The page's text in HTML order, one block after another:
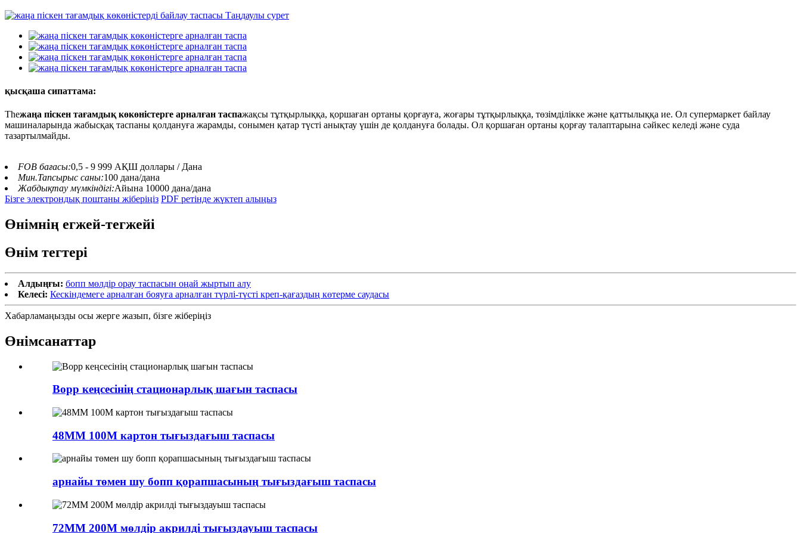
қысқаша сипаттама:
Theжаңа піскен тағамдық көкөністерге арналған таспажақсы тұтқырлыққа, қоршаған ортаны қорғауға, жоғары тұтқырлыққа, төзімділікке және қаттылыққа ие. Ол супермаркет байлау
машиналарында жабысқақ таспаны қолдануға жарамды, сонымен қатар түсті анықтау үшін де қолдануға болады. Ол қоршаған ортаны қорғау талаптарына сәйкес келеді және суда
тазартылмайды.
FOB бағасы:0,5 - 9 999 АҚШ доллары / Дана
Мин.Тапсырыс саны:100 дана/дана
Жабдықтау мүмкіндігі:Айына 10000 дана/дана
Бізге электрондық поштаны жіберіңіз PDF ретінде жүктеп алыңыз
Өнімнің егжей-тегжейі
Өнім тегтері
Алдыңғы: бопп мөлдір орау таспасын оңай жыртып алу
Келесі: Кескіндемеге арналған бояуға арналған түрлі-түсті креп-қағаздың көтерме саудасы
Хабарламаңызды осы жерге жазып, бізге жіберіңіз
Өнімсанаттар
Bopp кеңсесінің стационарлық шағын таспасы
48MM 100M картон тығыздағыш таспасы
арнайы төмен шу бопп қорапшасының тығыздағыш таспасы
72MM 200M мөлдір акрилді тығыздауыш таспасы